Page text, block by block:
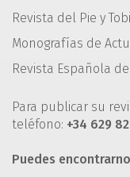
Revista del Pie y
Monografías de
Revista Española
Para publicar su
teléfono: +34 629
Puedes